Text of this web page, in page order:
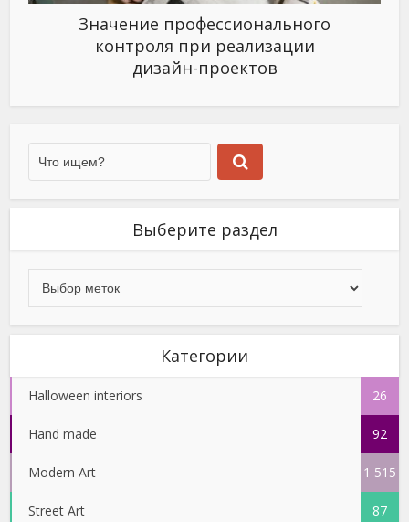
Значение профессионального
контроля при реализации
дизайн-проектов
Выберите раздел
Категории
Halloween interiors 26
Hand made 92
Modern Art 1 515
Street Art 87